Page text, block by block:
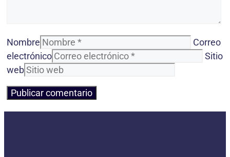
Nombre
Correo
electrónico
Sitio
web